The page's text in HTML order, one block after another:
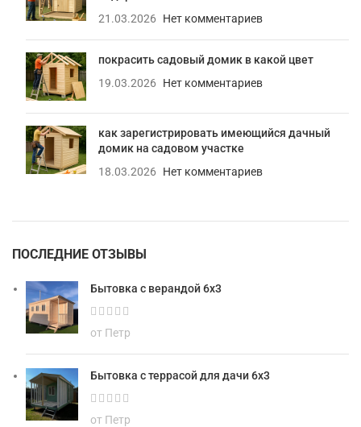
21.03.2026
Нет комментариев
покрасить садовый домик в какой цвет
19.03.2026
Нет комментариев
как зарегистрировать имеющийся дачный
домик на садовом участке
18.03.2026
Нет комментариев
ПОСЛЕДНИЕ ОТЗЫВЫ
Бытовка с верандой 6х3
от Петр
Бытовка с террасой для дачи 6х3
от Петр